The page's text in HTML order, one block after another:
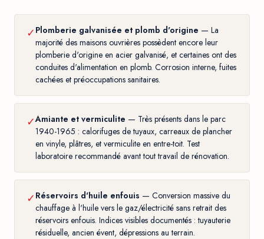
✓ Plomberie galvanisée et plomb d'origine — La
majorité des maisons ouvrières possèdent encore leur
plomberie d'origine en acier galvanisé, et certaines ont des
conduites d'alimentation en plomb. Corrosion interne, fuites
cachées et préoccupations sanitaires.
✓Amiante et vermiculite — Très présents dans le parc
1940-1965 : calorifuges de tuyaux, carreaux de plancher
en vinyle, plâtres, et vermiculite en entre-toit. Test
laboratoire recommandé avant tout travail de rénovation.
✓ Réservoirs d'huile enfouis — Conversion massive du
chauffage à l'huile vers le gaz/électricité sans retrait des
réservoirs enfouis. Indices visibles documentés : tuyauterie
résiduelle, ancien évent, dépressions au terrain.